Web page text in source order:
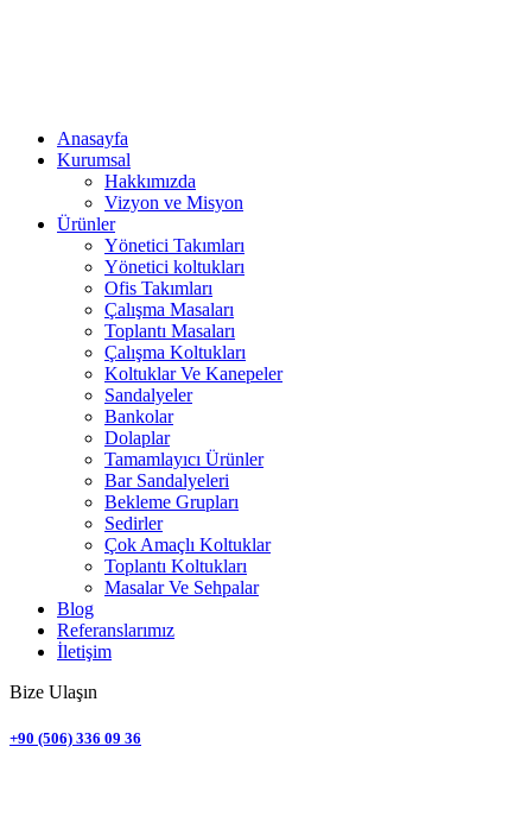
Anasayfa
Kurumsal
Hakkımızda
Vizyon ve Misyon
Ürünler
Yönetici Takımları
Yönetici koltukları
Ofis Takımları
Çalışma Masaları
Toplantı Masaları
Çalışma Koltukları
Koltuklar Ve Kanepeler
Sandalyeler
Bankolar
Dolaplar
Tamamlayıcı Ürünler
Bar Sandalyeleri
Bekleme Grupları
Sedirler
Çok Amaçlı Koltuklar
Toplantı Koltukları
Masalar Ve Sehpalar
Blog
Referanslarımız
İletişim
Bize Ulaşın
+90 (506) 336 09 36